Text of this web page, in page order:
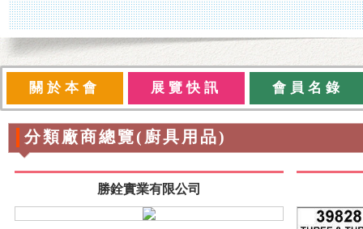
關於本會 展覽快訊 會員名錄
分類廠商總覽(廚具用品)
勝銓實業有限公司